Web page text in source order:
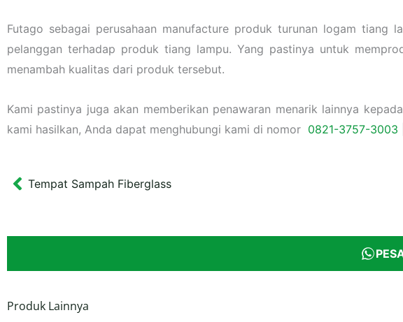
Futago sebagai perusahaan manufacture produk turunan logam tiang
pelanggan terhadap produk tiang lampu. Yang pastinya untuk
menambah kualitas dari produk tersebut.
Kami pastinya juga akan memberikan penawaran menarik lainnya
kami hasilkan, Anda dapat menghubungi kami di nomor 0821-3757-3003
Prev
Tempat Sampah Fiberglass
Produk Lainnya